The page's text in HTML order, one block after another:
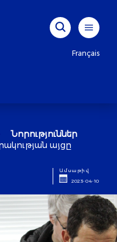
Français
Նորություններ
այցը
Ամսաթիվ
2023-04-10